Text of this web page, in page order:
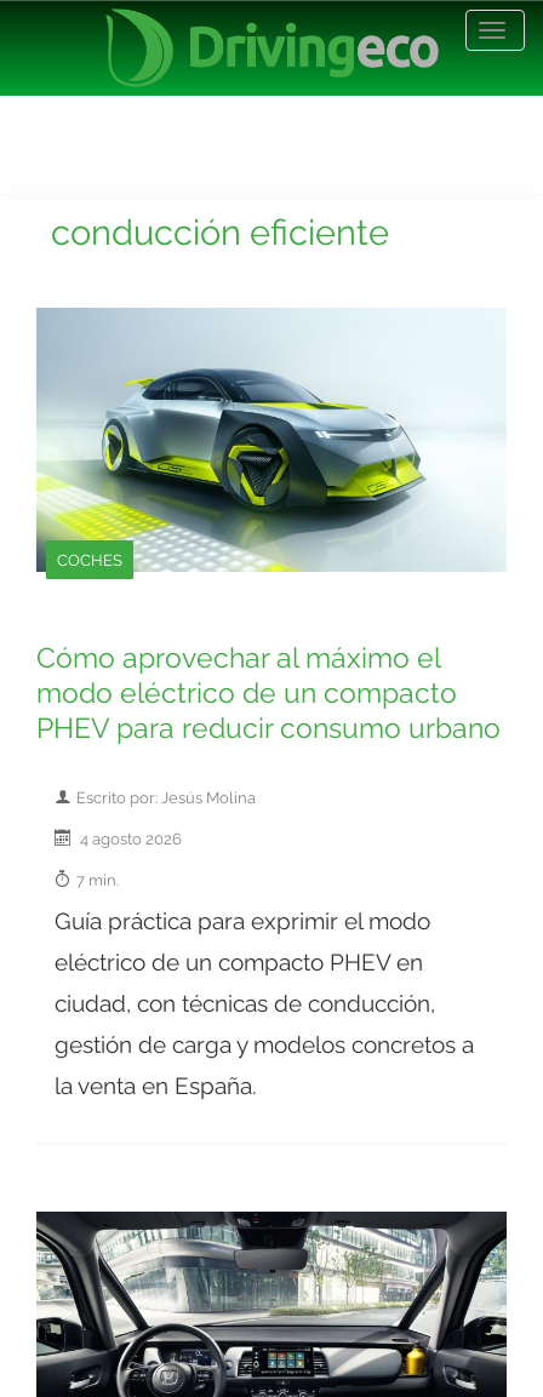
conducción eficiente
COCHES
Cómo aprovechar al máximo el
modo eléctrico de un compacto
PHEV para reducir consumo urbano
Escrito por: Jesús Molina
4 agosto 2026
7 min.
Guía práctica para exprimir el modo
eléctrico de un compacto PHEV en
ciudad, con técnicas de conducción,
gestión de carga y modelos concretos a
la venta en España.